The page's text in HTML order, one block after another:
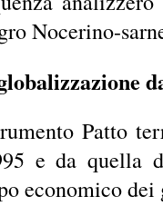
Nocerino-
Patto
e da quella
economico